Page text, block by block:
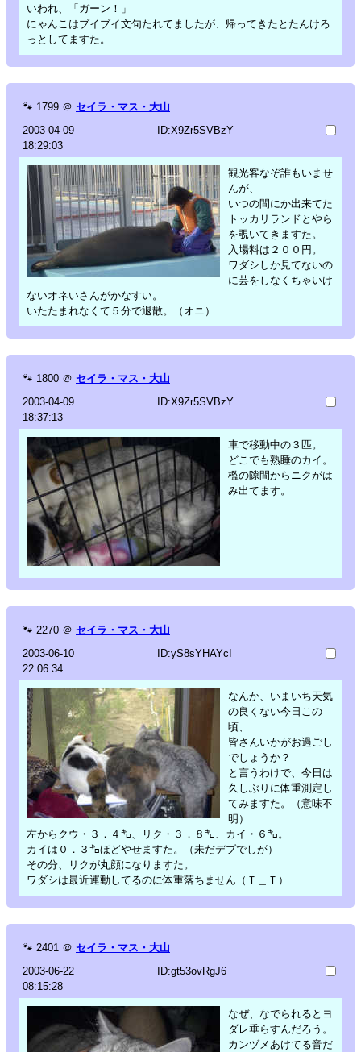
いわれ、「ガーン！」
にゃんこはブイブイ文句たれてましたが、帰ってきたとたんけろ
っとしてますた。
🐾 1799 ＠ セイラ・マス・大山
2003-04-09
18:29:03
ID:X9Zr5SVBzY
観光客なぞ誰もいませ
んが、
いつの間にか出来てた
トッカリランドとやら
を覗いてきますた。
入場料は２００円。
ワダシしか見てないの
に芸をしなくちゃいけ
ないオネいさんがかなすい。
いたたまれなくて５分で退散。（オニ）
🐾 1800 ＠ セイラ・マス・大山
2003-04-09
18:37:13
ID:X9Zr5SVBzY
車で移動中の３匹。
どこでも熟睡のカイ。
檻の隙間からニクがは
み出てます。
🐾 2270 ＠ セイラ・マス・大山
2003-06-10
22:06:34
ID:yS8sYHAYcI
なんか、いまいち天気
の良くない今日この
頃、
皆さんいかがお過ごし
でしょうか？
と言うわけで、今日は
久しぶりに体重測定し
てみますた。（意味不
明）
左からクウ・３．４㌔、リク・３．８㌔、カイ・６㌔。
カイは０．３㌔ほどやせますた。（未だデブでしが）
その分、リクが丸顔になりますた。
ワダシは最近運動してるのに体重落ちません（Ｔ＿Ｔ）
🐾 2401 ＠ セイラ・マス・大山
2003-06-22
08:15:28
ID:gt53ovRgJ6
なぜ、なでられるとヨ
ダレ垂らすんだろう。
カンヅメあけてる音だ